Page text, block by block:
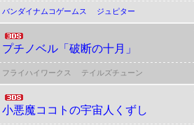
バンダイナムコゲームス ジュピター
プチノベル「破断の十月」
フライハイワークス テイルズチューン
小悪魔ココトの宇宙人くずし